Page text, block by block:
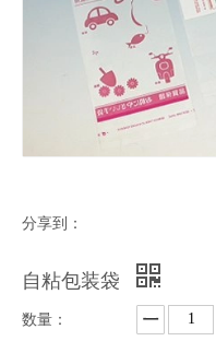
分享到：
自粘包装袋
数量：